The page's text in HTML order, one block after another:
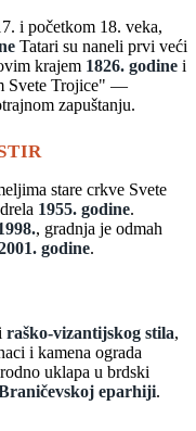
i početkom 18. veka,
Tatari su naneli prvi veći
krajem 1826. godine i
Svete Trojice" —
zapuštanju.
stare crkve Svete
1955. godine.
, gradnja je odmah
godine.
raško-vizantijskog stila,
i kamena ograda
uklapa u brdski
eparhiji.